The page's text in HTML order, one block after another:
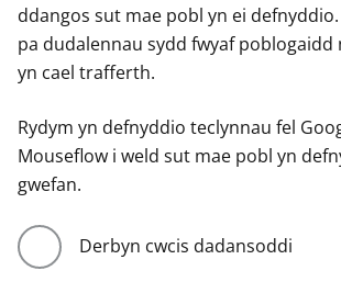
ddangos sut mae pobl yn ei
pa dudalennau sydd fwyaf poblogaidd
yn cael trafferth.
Rydym yn defnyddio teclynnau fel
Mouseflow i weld sut mae pobl yn
gwefan.
Derbyn cwcis dadansoddi